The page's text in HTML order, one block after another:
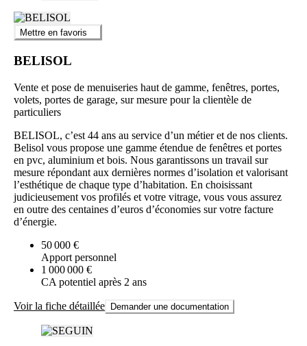
Mettre en favoris
BELISOL
Vente et pose de menuiseries haut de gamme, fenêtres, portes,
volets, portes de garage, sur mesure pour la clientèle de
particuliers
BELISOL, c’est 44 ans au service d’un métier et de nos clients.
Belisol vous propose une gamme étendue de fenêtres et portes
en pvc, aluminium et bois. Nous garantissons un travail sur
mesure répondant aux dernières normes d’isolation et valorisant
l’esthétique de chaque type d’habitation. En choisissant
judicieusement vos profilés et votre vitrage, vous vous assurez
en outre des centaines d’euros d’économies sur votre facture
d’énergie.
50 000 €
Apport personnel
1 000 000 €
CA potentiel après 2 ans
Voir la fiche détaillée Demander une documentation